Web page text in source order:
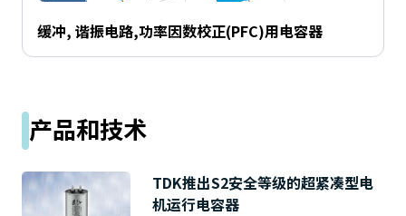
缓冲, 谐振电路,功率因数校正(PFC)用电容器
产品和技术
TDK推出S2安全等级的超紧凑型电
机运行电容器